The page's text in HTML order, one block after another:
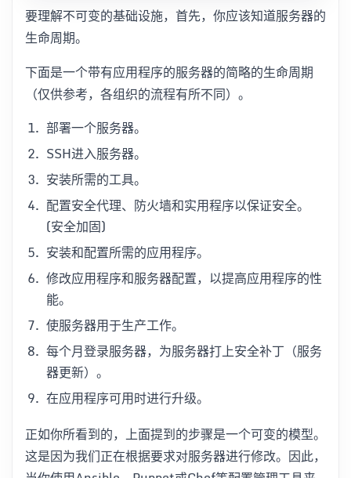
要理解不可变的基础设施，首先，你应该知道服务器的
生命周期。
下面是一个带有应用程序的服务器的简略的生命周期
（仅供参考，各组织的流程有所不同）。
部署一个服务器。
SSH进入服务器。
安装所需的工具。
配置安全代理、防火墙和实用程序以保证安全。
(安全加固)
安装和配置所需的应用程序。
修改应用程序和服务器配置，以提高应用程序的性
能。
使服务器用于生产工作。
每个月登录服务器，为服务器打上安全补丁（服务
器更新）。
在应用程序可用时进行升级。
正如你所看到的，上面提到的步骤是一个可变的模型。
这是因为我们正在根据要求对服务器进行修改。因此，